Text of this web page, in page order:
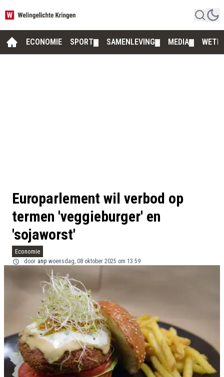
ECONOMIE SPORT SAMENLEVING MEDIA
Europarlement wil verbod op
termen 'veggieburger' en
'sojaworst'
Economie
door anp woensdag, 08 oktober 2025 om 13:59